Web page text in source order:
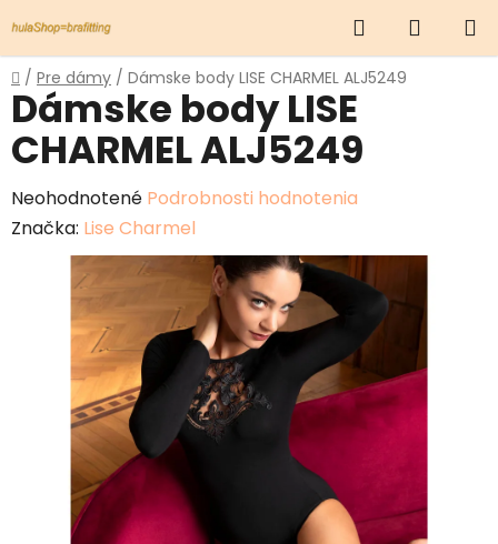
na
obsah
Hľadať
KOŠÍK
Domov
/ Pre dámy / Dámske body LISE CHARMEL ALJ5249
Dámske body LISE
CHARMEL ALJ5249
Priemerné
hodnotenie
produktu
hviezdičiek.
Neohodnotené Podrobnosti hodnotenia
Značka: Lise Charmel